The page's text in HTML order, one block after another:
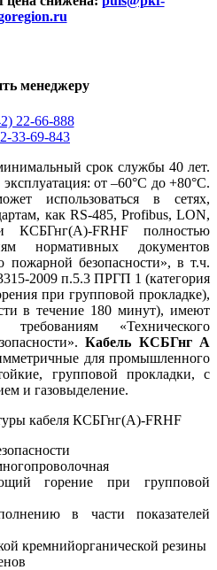
менеджеру
22-66-888
33-69-843
срок службы 40 лет.
от –60°С до +80°С.
использоваться в сетях,
как RS-485, Profibus, LON,
FRHF полностью
нормативных документов
пожарной безопасности», в т.ч.
2009 п.5.3 ПРГП 1 (категория
при групповой прокладке),
в течение 180 минут), имеют
требованиям «Технического
Кабель КСБГнг А
для промышленного
групповой прокладки, с
и газовыделение.
кабеля КСБГнг(А)-FRHF
горение при групповой
в части показателей
кремнийорганической резины